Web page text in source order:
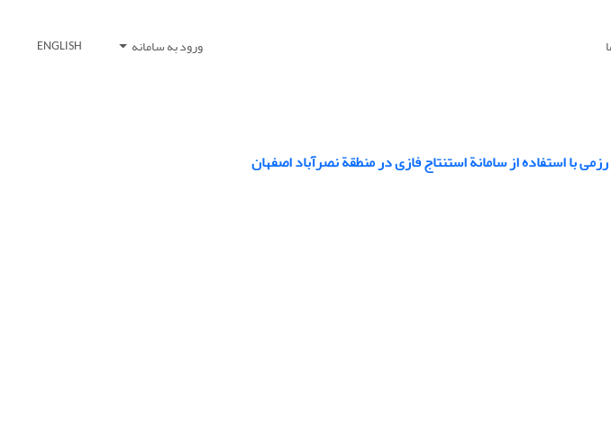
ورود به سامانه ENGLISH
با استفاده از سامانة استنتاج فازی در منطقة نصرآباد اصفهان